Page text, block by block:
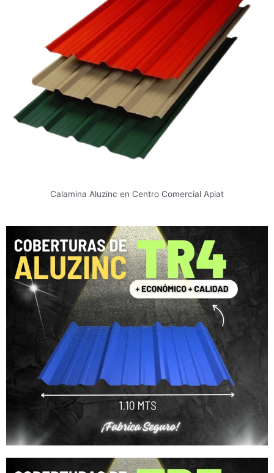
Calamina Aluzinc en Centro Comercial Apiat